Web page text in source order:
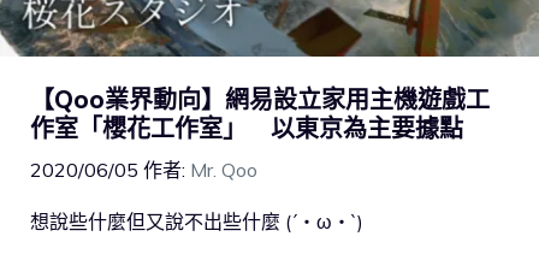
【Qoo業界動向】網易設立家用主機遊戲工
作室「櫻花工作室」 以東京為主要據點
2020/06/05 作者: Mr. Qoo
想說些什麼但又說不出些什麼 (´・ω・`)